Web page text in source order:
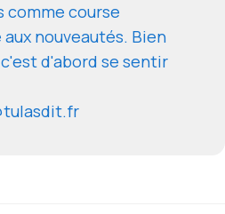
comme course
nouveautés. Bien
d'abord se sentir